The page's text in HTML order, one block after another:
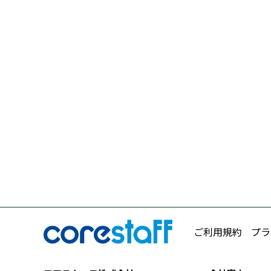
ご利用規約 プ